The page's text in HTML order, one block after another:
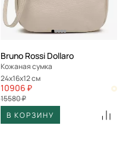
Bruno Rossi Dollaro
Кожаная сумка
24x16x12 см
10906 ₽
15580 ₽
В КОРЗИНУ